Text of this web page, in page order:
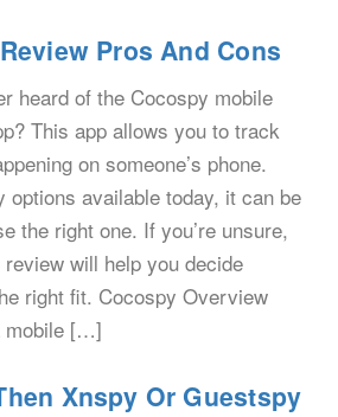
Pros And Cons
heard of the Cocospy mobile
This app allows you to track
on someone’s phone.
options available today, it can be
the right one. If you’re unsure,
will help you decide
right fit. Cocospy Overview
mobile […]
Xnspy Or Guestspy